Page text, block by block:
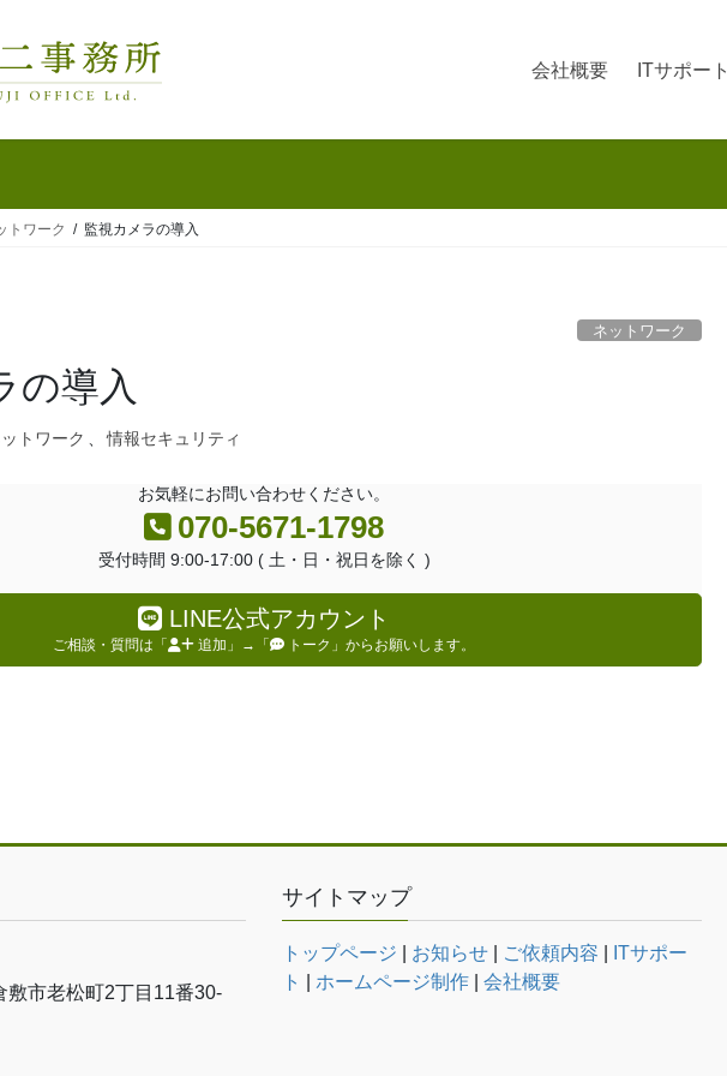
会社概要 ITサポート
トワーク 監視カメラの導入
ネットワーク
の導入
トワーク 情報セキュリティ
お気軽にお問い合わせください。
070-5671-1798
受付時間 9:00-17:00 ( 土・日・祝日を除く )
LINE公式アカウント
ご相談・質問は「 追加」→「 トーク」からお願いします。
敷市老松町2丁目11番30-
サイトマップ
トップページ お知らせ ご依頼内容
ITサポー
ト
ホームページ制作 会社概要